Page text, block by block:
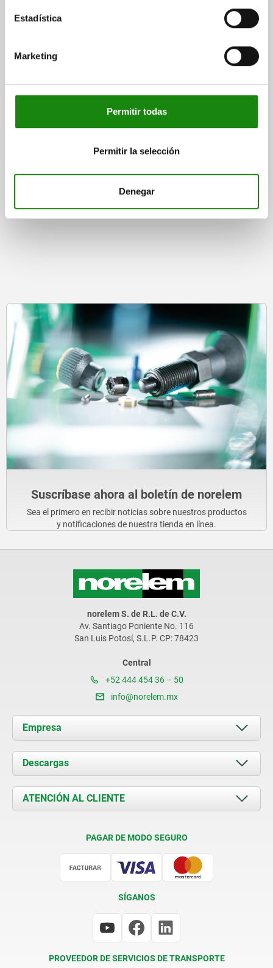
Estadística
Marketing
Permitir todas
Permitir la selección
Denegar
Dispositivos de enclavamiento de
más IVA.
más gastos de envío
Suscríbase ahora al boletín de norelem
Sea el primero en recibir noticias sobre nuestros productos
y notificaciones de nuestra tienda en línea.
norelem S. de R.L. de C.V.
Av. Santiago Poniente No. 116
San Luis Potosí, S.L.P. CP: 78423
Central
+52 444 454 36 – 50
info@norelem.mx
Empresa
Acerca de nosotros
Novedades
Contacto
Descargas
Documents
ATENCIÓN AL CLIENTE
PAGAR DE MODO SEGURO
SÍGANOS
PROVEEDOR DE SERVICIOS DE TRANSPORTE